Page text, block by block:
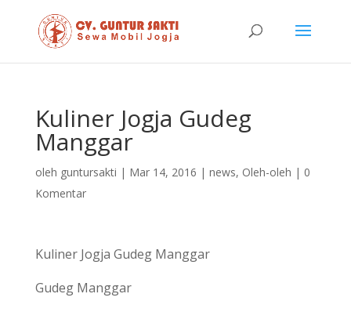
Kuliner Jogja Gudeg
Manggar
oleh guntursakti | Mar 14, 2016 | news, Oleh-oleh | 0
Komentar
Kuliner Jogja Gudeg Manggar
Gudeg Manggar